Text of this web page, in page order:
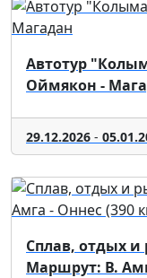
Автотур
Оймякон -
29.12.2026 -
Сплав, отдых и
Маршрут: В.